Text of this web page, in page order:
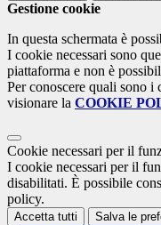
Gestione cookie
In questa schermata è
I cookie necessari sono
piattaforma e non è
Per conoscere quali sono i
visionare la COOKIE
Cookie necessari per il
I cookie necessari per il
disabilitati. È possibile
policy.
Accetta tutti Salva le